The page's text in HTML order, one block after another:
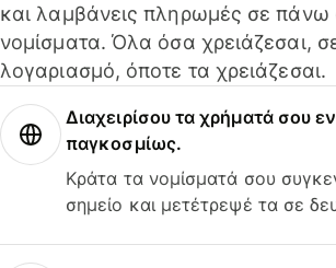
και λαμβάνεις πληρωμές σε
νομίσματα. Όλα όσα χρειάζεσαι,
λογαριασμό, όποτε τα χρειάζεσαι.
Διαχειρίσου τα χρήματά σου
παγκοσμίως.
Κράτα τα νομίσματά σου
σημείο και μετέτρεψέ τα σε